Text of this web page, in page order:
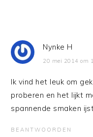
Nynke H
20 mei 2014 om
Ik vind het leuk om
proberen en het lijkt
spannende smaken
BEANTWOORDEN